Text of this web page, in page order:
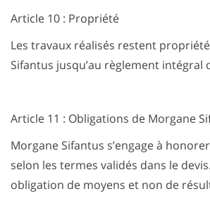
Article 10 : Propriété
Les travaux réalisés restent
Sifantus jusqu’au règlement intégral
Article 11 : Obligations de Morgane
Morgane Sifantus s’engage à
selon les termes validés dans le
obligation de moyens et non de